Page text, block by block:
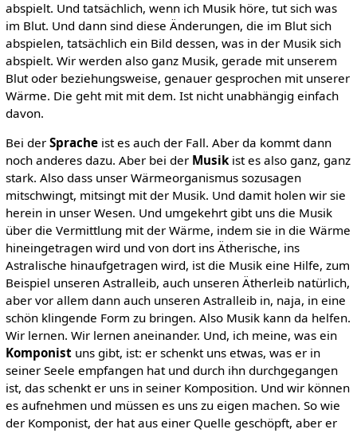
abspielt. Und tatsächlich, wenn ich Musik höre, tut sich was
im Blut. Und dann sind diese Änderungen, die im Blut sich
abspielen, tatsächlich ein Bild dessen, was in der Musik sich
abspielt. Wir werden also ganz Musik, gerade mit unserem
Blut oder beziehungsweise, genauer gesprochen mit unserer
Wärme. Die geht mit mit dem. Ist nicht unabhängig einfach
davon.
Bei der Spracheist es auch der Fall. Aber da kommt dann
noch anderes dazu. Aber bei der Musikist es also ganz, ganz
stark. Also dass unser Wärmeorganismus sozusagen
mitschwingt, mitsingt mit der Musik. Und damit holen wir sie
herein in unser Wesen. Und umgekehrt gibt uns die Musik
über die Vermittlung mit der Wärme, indem sie in die Wärme
hineingetragen wird und von dort ins Ätherische, ins
Astralische hinaufgetragen wird, ist die Musik eine Hilfe, zum
Beispiel unseren Astralleib, auch unseren Ätherleib natürlich,
aber vor allem dann auch unseren Astralleib in, naja, in eine
schön klingende Form zu bringen. Also Musik kann da helfen.
Wir lernen. Wir lernen aneinander. Und, ich meine, was ein
Komponistuns gibt, ist: er schenkt uns etwas, was er in
seiner Seele empfangen hat und durch ihn durchgegangen
ist, das schenkt er uns in seiner Komposition. Und wir können
es aufnehmen und müssen es uns zu eigen machen. So wie
der Komponist, der hat aus einer Quelle geschöpft, aber er